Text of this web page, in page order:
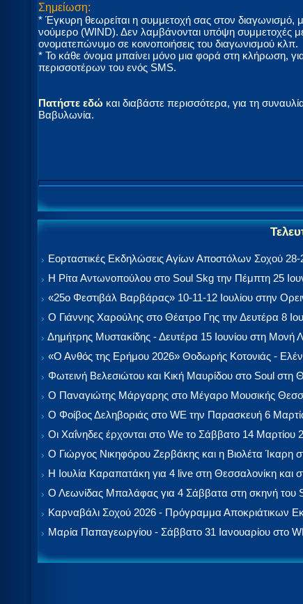
Σημείωση:
* Έγκυρη θεωρείται η συμμετοχή σας στον
νούμερο (WIND). Δεν λαμβάνονται υπόψη συμμετοχές
ονοματεπώνυμο σε κοινοποιήσεις του διαγωνισμού κλπ.
* Το κάθε όνομα μπαίνει μόνο μια φορά στη κλήρωση,
περισσοτέρων του ενός SMS.
Πατήστε εδώ και διαβάστε περισσότερα, για τη
Βαβυλωνία.
Εορταστικές Εκδηλώσεις Αγίων Αποστόλων Σοχού 28-
Η Ρίτα Αντωνοπούλου στο Soul Skg την Πέμπτη 25
«25ο Φεστιβάλ Βαρβάρας» 10-11-12 Ιουλίου στην
Ο Γιάννης Χαρούλης στο Θέατρο Γης την Δευτέρα 8
Δημήτρης Μυστακίδης - Δευτέρα 15 Ιουνίου στη Μονή
«Ο Ανθός της Ερήμου 2026» Θοδωρής Κοτονιάς -
Φωτεινή Βελεσιώτου και Κική Μαυρίδου στο Soul στη
Ο Παναγιώτης Μάργαρης στο Μέγαρο Μουσικής
Ο Φοίβος Δεληβοριάς στο WE την Παρασκευή 6
Οι Χαΐνηδες έρχονται στο We το Σάββατο 14 Μαρτίου
Ο Γιώργος Νικηφόρου Ζερβάκης και η Βιολέτα Ίκαρη
Η Ιουλία Καραπατάκη για 4 live στη Θεσσαλονίκη και
Ο Λεωνίδας Μπαλάφας για 4 Σάββατα στη σκηνή του
Καρναβάλι Σοχού 2026 - Πρόγραμμα Αποκριάτικων
Μαρία Παπαγεωργίου - Σάββατο 31 Ιανουαρίου στο